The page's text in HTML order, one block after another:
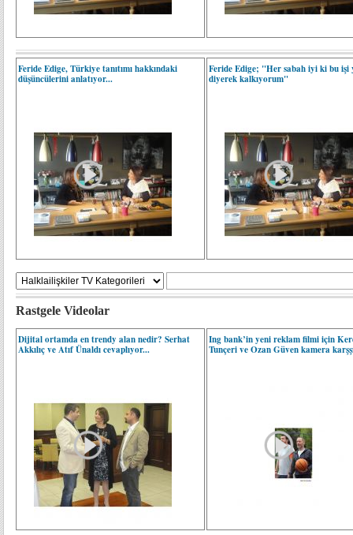
Feride Edige, Türkiye tanıtımı hakkındaki
düşüncülerini anlatıyor...
Feride Edige; "Her sabah iyi ki bu işi
diyerek kalkıyorum"
Rastgele Videolar
Dijital ortamda en trendy alan nedir? Serhat
Akkılıç ve Atıf Ünaldı cevaplıyor...
Ing bank’in yeni reklam filmi için
Tunçeri ve Ozan Güven kamera